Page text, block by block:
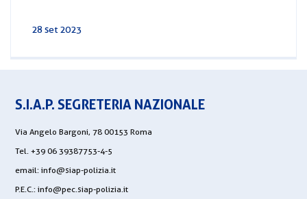
28 set 2023
S.I.A.P. SEGRETERIA NAZIONALE
Via Angelo Bargoni, 78 00153 Roma
Tel. +39 06 39387753-4-5
email: info@siap-polizia.it
P.E.C.: info@pec.siap-polizia.it